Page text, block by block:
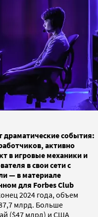
события:
активно
в игровые механики и
в свои сети с
— в материале
для Forbes Club
2024 года, объем
млрд. Больше
($47 млрд) и США